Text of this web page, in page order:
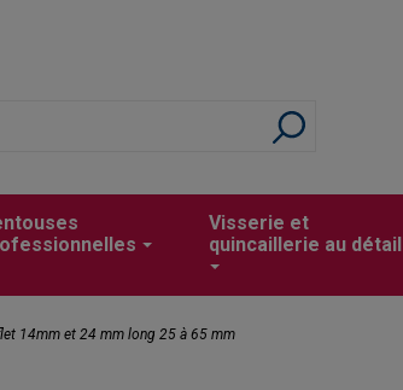
Visserie et
quincaillerie au détail
14mm et 24 mm long 25 à 65 mm